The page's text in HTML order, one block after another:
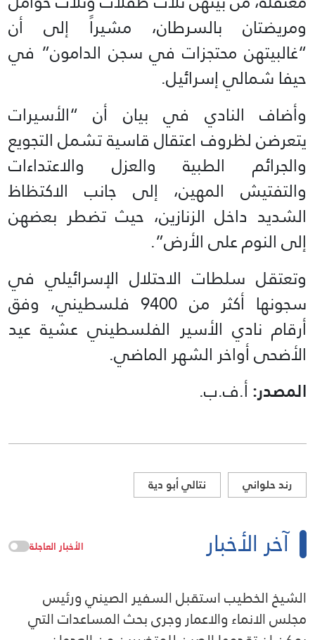
ومريضتان بالسرطان، مشيراً إلى أن
“غالبيتهن محتجزات في سجن الدامون” في
حيفا شمالي إسرائيل.
وأضاف النادي في بيان أن “الأسيرات
يتعرضن لظروف اعتقال قاسية تشمل التجويع
والجرائم الطبية والعزل والاعتداءات
والتفتيش المهين، إلى جانب الاكتظاظ
الشديد داخل الزنازين، حيث تضطر بعضهن
إلى النوم على الأرض”.
وتعتقل سلطات الاحتلال الإسرائيلي في
سجونها أكثر من 9400 فلسطيني، وفق
أرقام نادي الأسير الفلسطيني عشية عيد
الأضحى أواخر الشهر الماضي.
المصدر:أ.ف.ب.
رند حلواني نتالي أبو دية
آخر الأخبار الأخبار العاجلة
الشيخ الخطيب استقبل السفير الصيني ورئيس
مجلس الانماء والاعمار وجرى بحث المساعدات التي